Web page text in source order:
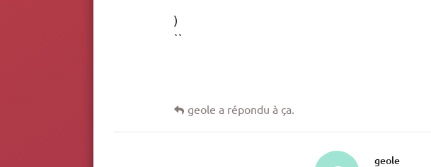
)
``
geole a répondu à ça.
geole